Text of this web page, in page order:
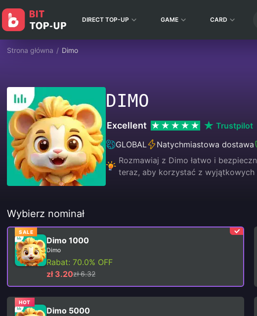
DIRECT TOP-UP GAME CARD
Strona główna / Dimo
DIMO
Excellent
Trustpilot
GLOBAL
Natychmiastowa dostawa
Rozmawiaj z Dimo łatwo i
teraz, aby korzystać z
Wybierz nominał
SALE
Dimo 1000
Dimo
Rabat: 70.0% OFF
zł 3.20zł 6.32
HOT
Dimo 5000